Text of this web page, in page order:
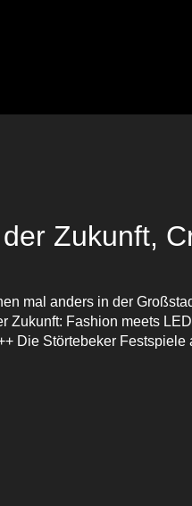
Zukunft,
mal anders in der
Zukunft: Fashion meets
Die Störtebeker